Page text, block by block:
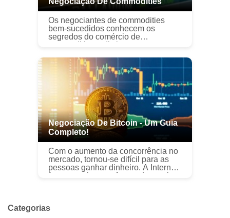
Os negociantes de commodities
bem-sucedidos conhecem os
segredos do comércio de
commodities e distinguem entre os
financeiro. Negociar commodities é
diferente de negociar a...
Negociação De Bitcoin - Um Guia
Completo!
Com o aumento da concorrência no
mercado, tornou-se difícil para as
pessoas ganhar dinheiro. A Internet
forneceu algumas fontes de receita
Categorias